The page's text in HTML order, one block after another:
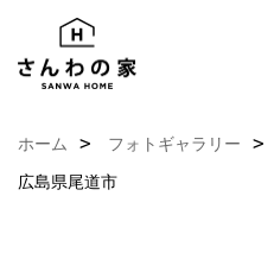
ホーム フォトギャラリー
広島県尾道市